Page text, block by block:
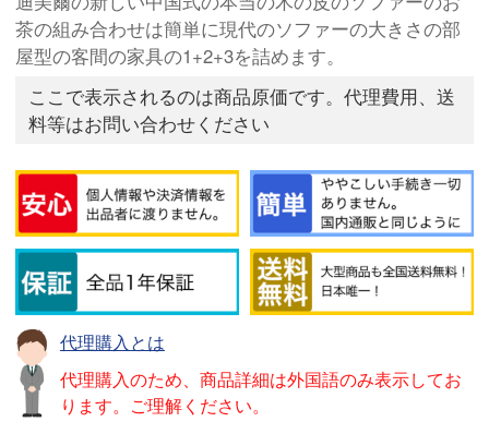
茶の組み合わせは簡単に現代のソファーの大きさの部
屋型の客間の家具の1+2+3を詰めます。
ここで表示されるのは商品原価です。代理費用、送
料等はお問い合わせください
代理購入とは
代理購入のため、商品詳細は外国語のみ表示してお
ります。ご理解ください。